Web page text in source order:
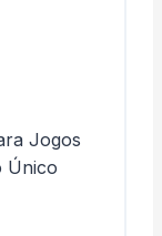
Jogos
Único